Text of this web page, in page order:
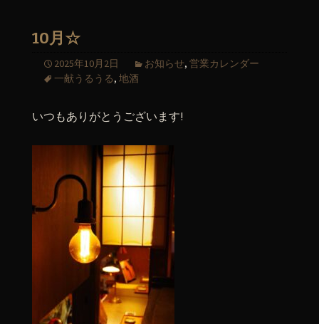
10月☆
2025年10月2日 お知らせ, 営業カレンダー
一献うるうる, 地酒
いつもありがとうございます!